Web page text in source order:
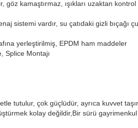
göz kamaştırmaz, ışıkları uzaktan
sistemi vardır, su çatıdaki gizli bıçağı
yerleştirilmiş, EPDM ham maddeler
Splice Montajı
tutulur, çok güçlüdür, ayrıca kuvvet
kolay değildir,Bir sürü